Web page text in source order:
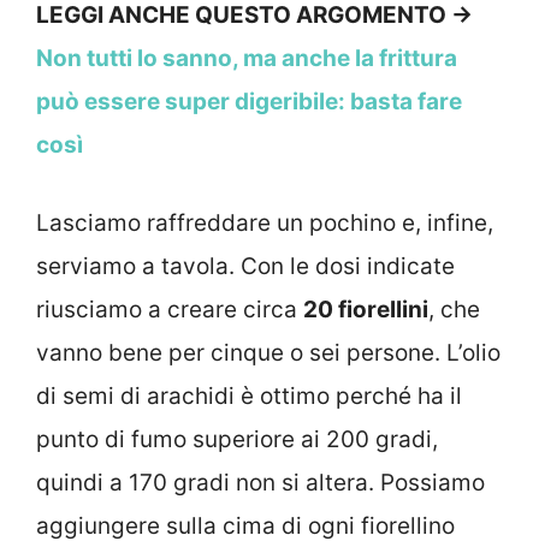
LEGGI ANCHE QUESTO ARGOMENTO →
Non tutti lo sanno, ma anche la frittura
può essere super digeribile: basta fare
così
Lasciamo raffreddare un pochino e, infine,
serviamo a tavola. Con le dosi indicate
riusciamo a creare circa 20 fiorellini, che
vanno bene per cinque o sei persone. L’olio
di semi di arachidi è ottimo perché ha il
punto di fumo superiore ai 200 gradi,
quindi a 170 gradi non si altera. Possiamo
aggiungere sulla cima di ogni fiorellino